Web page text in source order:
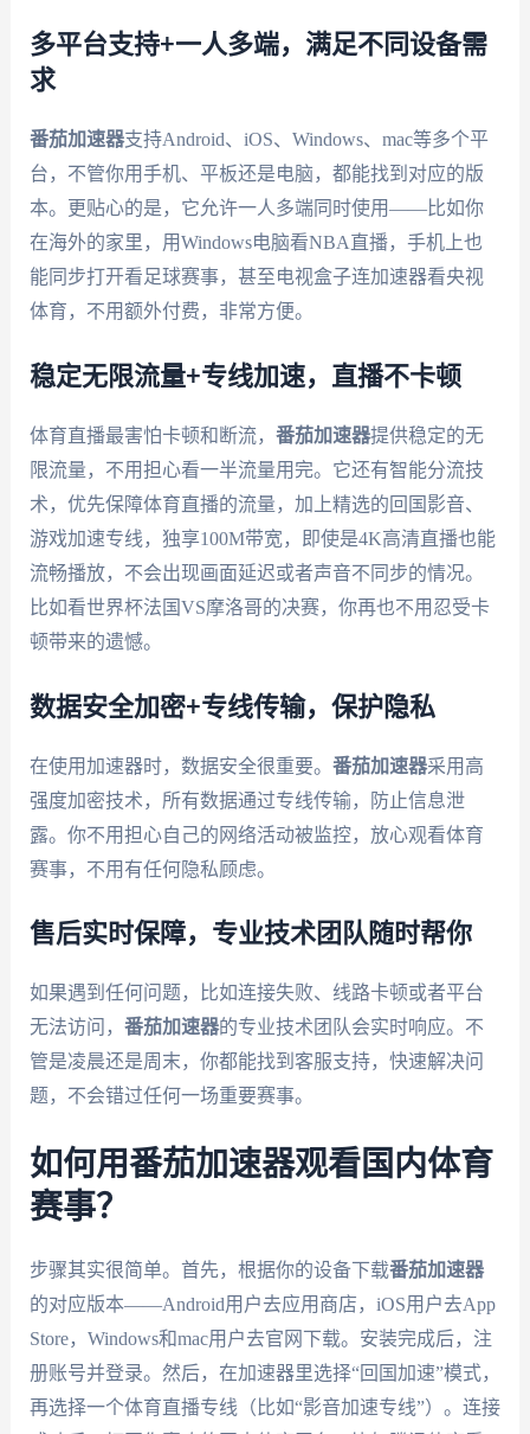
多平台支持+一人多端，满足不同设备需
求
番茄加速器支持Android、iOS、Windows、mac等多个平
台，不管你用手机、平板还是电脑，都能找到对应的版
本。更贴心的是，它允许一人多端同时使用——比如你
在海外的家里，用Windows电脑看NBA直播，手机上也
能同步打开看足球赛事，甚至电视盒子连加速器看央视
体育，不用额外付费，非常方便。
稳定无限流量+专线加速，直播不卡顿
体育直播最害怕卡顿和断流， 番茄加速器提供稳定的无
限流量，不用担心看一半流量用完。它还有智能分流技
术，优先保障体育直播的流量，加上精选的回国影音、
游戏加速专线，独享100M带宽，即使是4K高清直播也能
流畅播放，不会出现画面延迟或者声音不同步的情况。
比如看世界杯法国VS摩洛哥的决赛，你再也不用忍受卡
顿带来的遗憾。
数据安全加密+专线传输，保护隐私
在使用加速器时，数据安全很重要。 番茄加速器采用高
强度加密技术，所有数据通过专线传输，防止信息泄
露。你不用担心自己的网络活动被监控，放心观看体育
赛事，不用有任何隐私顾虑。
售后实时保障，专业技术团队随时帮你
如果遇到任何问题，比如连接失败、线路卡顿或者平台
无法访问， 番茄加速器的专业技术团队会实时响应。不
管是凌晨还是周末，你都能找到客服支持，快速解决问
题，不会错过任何一场重要赛事。
如何用番茄加速器观看国内体育
赛事？
步骤其实很简单。首先，根据你的设备下载番茄加速器
的对应版本——Android用户去应用商店，iOS用户去App
Store，Windows和mac用户去官网下载。安装完成后，注
册账号并登录。然后，在加速器里选择“回国加速”模式，
再选择一个体育直播专线（比如“影音加速专线”）。连接